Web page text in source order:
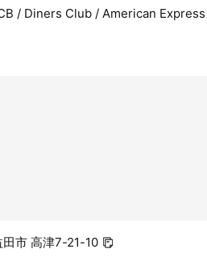
/ Diners Club / American Express
市 高津7-21-10